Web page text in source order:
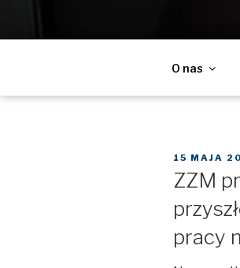
O nas
W
15 MAJA
ZZM
pracy